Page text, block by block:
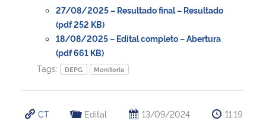
Ministério da Ciência, Tecnologia, Inovações e Comunicações
Ministério do Meio Ambiente
Ministério do Turismo
27/08/2025 – Resultado final – Resultado
(pdf 252 KB)
18/08/2025 – Edital completo – Abertura
(pdf 661 KB)
Tags:
DEPG Monitoria
CT Edital 13/09/2024 11:19